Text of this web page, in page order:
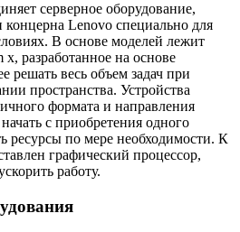
серверное оборудование,
концерна Lenovo специально для
В основе моделей лежит
разработанное на основе
весь объем задач при
пространства. Устройства
формата и направления
с приобретения одного
ресурсы по мере необходимости. К
графический процессор,
работу.